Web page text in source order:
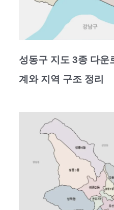
성동구 지도 3종 다운
계와 지역 구조 정리